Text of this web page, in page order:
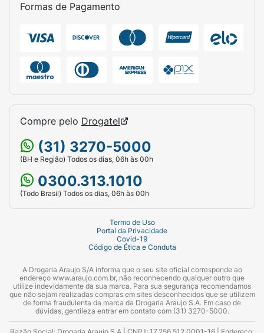
Formas de Pagamento
Compre pelo Drogatel
(31) 3270-5000
(BH e Região) Todos os dias, 06h às 00h
0300.313.1010
(Todo Brasil) Todos os dias, 06h às 00h
Termo de Uso
Portal da Privacidade
Covid-19
Código de Ética e Conduta
A Drogaria Araujo S/A informa que o seu site oficial corresponde ao
endereço www.araujo.com.br, não reconhecendo qualquer outro que
utilize indevidamente da sua marca. Para sua segurança recomendamos
que não sejam realizadas compras em sites desconhecidos que se utilizem
de forma fraudulenta da marca da Drogaria Araujo S.A. Em caso de
dúvidas, gentileza entrar em contato com (31) 3270-5000.